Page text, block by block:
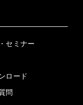
セミナー
ロード
問